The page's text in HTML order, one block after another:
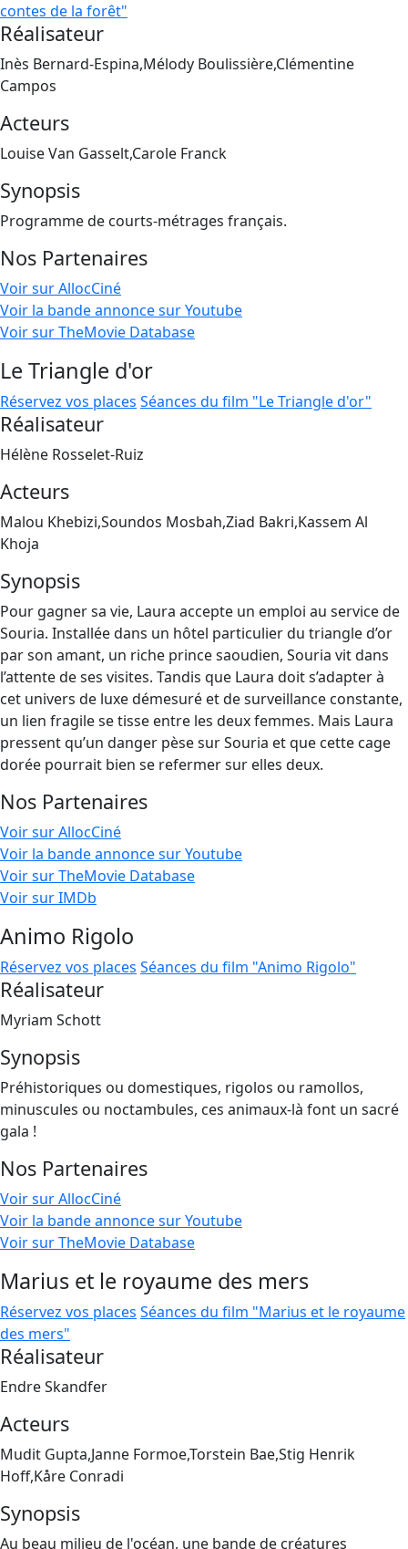
contes de la forêt"
Réalisateur
Inès Bernard-Espina,Mélody Boulissière,Clémentine
Campos
Acteurs
Louise Van Gasselt,Carole Franck
Synopsis
Programme de courts-métrages français.
Nos Partenaires
Voir sur AllocCiné
Voir la bande annonce sur Youtube
Voir sur TheMovie Database
Le Triangle d'or
Réservez vos places Séances du film "Le Triangle d'or"
Réalisateur
Hélène Rosselet-Ruiz
Acteurs
Malou Khebizi,Soundos Mosbah,Ziad Bakri,Kassem Al
Khoja
Synopsis
Pour gagner sa vie, Laura accepte un emploi au service de
Souria. Installée dans un hôtel particulier du triangle d’or
par son amant, un riche prince saoudien, Souria vit dans
l’attente de ses visites. Tandis que Laura doit s’adapter à
cet univers de luxe démesuré et de surveillance constante,
un lien fragile se tisse entre les deux femmes. Mais Laura
pressent qu’un danger pèse sur Souria et que cette cage
dorée pourrait bien se refermer sur elles deux.
Nos Partenaires
Voir sur AllocCiné
Voir la bande annonce sur Youtube
Voir sur TheMovie Database
Voir sur IMDb
Animo Rigolo
Réservez vos places Séances du film "Animo Rigolo"
Réalisateur
Myriam Schott
Synopsis
Préhistoriques ou domestiques, rigolos ou ramollos,
minuscules ou noctambules, ces animaux-là font un sacré
gala !
Nos Partenaires
Voir sur AllocCiné
Voir la bande annonce sur Youtube
Voir sur TheMovie Database
Marius et le royaume des mers
Réservez vos places Séances du film "Marius et le royaume
des mers"
Réalisateur
Endre Skandfer
Acteurs
Mudit Gupta,Janne Formoe,Torstein Bae,Stig Henrik
Hoff,Kåre Conradi
Synopsis
Au beau milieu de l'océan, une bande de créatures